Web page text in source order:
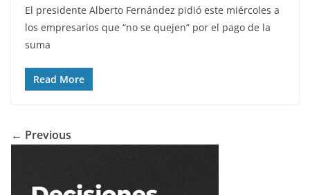
El presidente Alberto Fernández pidió este miércoles a
los empresarios que “no se quejen” por el pago de la
suma
Read More
← Previous